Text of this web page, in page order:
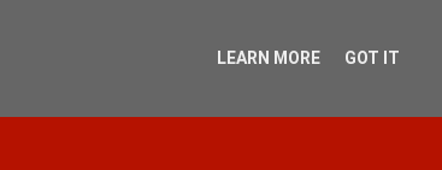
LEARN MORE GOT IT